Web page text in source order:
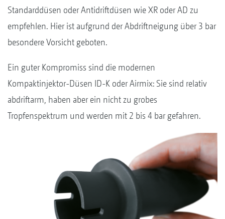
Standarddüsen oder Antidriftdüsen wie XR oder AD zu
empfehlen. Hier ist aufgrund der Abdriftneigung über 3 bar
besondere Vorsicht geboten.
Ein guter Kompromiss sind die modernen
Kompaktinjektor-Düsen ID-K oder Airmix: Sie sind relativ
abdriftarm, haben aber ein nicht zu grobes
Tropfenspektrum und werden mit 2 bis 4 bar gefahren.